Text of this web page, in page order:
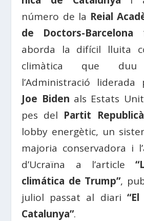
número de la Reial
de Doctors-Barcelona
aborda la difícil lluita
climàtica que
l’Administració
Joe Biden als Estats
pes del Partit Republicà
lobby energètic, un
majoria conservadora i
d’Ucraïna a l’article
climática de Trump”,
juliol passat al diari
Catalunya”.